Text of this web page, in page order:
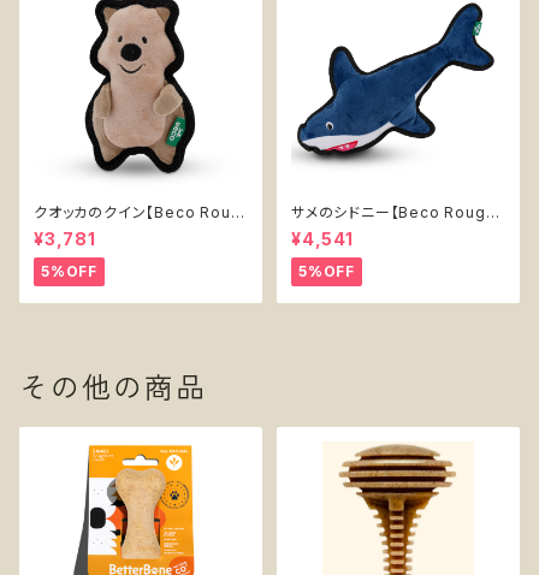
クオッカのクイン【Beco Roug
h & Tough Recycled Plasti
c Quokka】
¥3,781
5%OFF
サメのシドニー【Beco Rough
& Tough Recycled Plastic
Shark】
¥4,541
5%OFF
その他の商品